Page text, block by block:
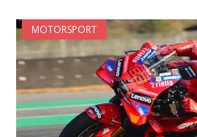
MOTORSPORT